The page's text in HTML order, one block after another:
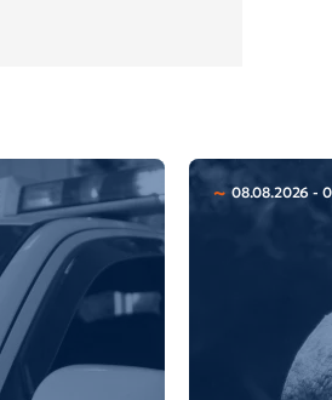
08.08.2026 -